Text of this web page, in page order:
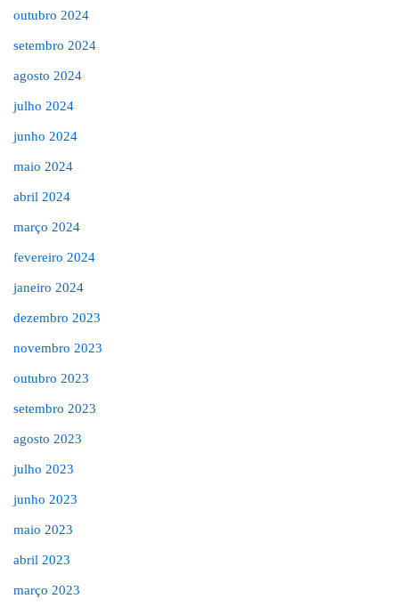
outubro 2024
setembro 2024
agosto 2024
julho 2024
junho 2024
maio 2024
abril 2024
março 2024
fevereiro 2024
janeiro 2024
dezembro 2023
novembro 2023
outubro 2023
setembro 2023
agosto 2023
julho 2023
junho 2023
maio 2023
abril 2023
março 2023